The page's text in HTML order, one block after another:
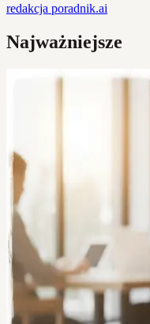
redakcja poradnik.ai
Najważniejsze